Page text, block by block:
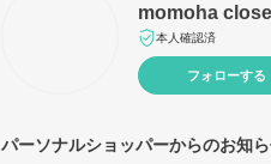
momoha
本人確認済
フォローする
パーソナルショッパーからのお知